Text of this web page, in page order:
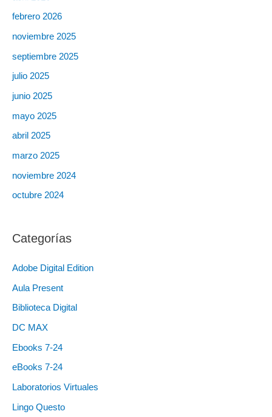
febrero 2026
noviembre 2025
septiembre 2025
julio 2025
junio 2025
mayo 2025
abril 2025
marzo 2025
noviembre 2024
octubre 2024
Categorías
Adobe Digital Edition
Aula Present
Biblioteca Digital
DC MAX
Ebooks 7-24
eBooks 7-24
Laboratorios Virtuales
Lingo Questo